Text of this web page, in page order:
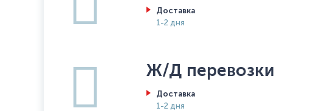
Доставка
1-2 дня
Ж/Д перевозки
Доставка
1-2 дня